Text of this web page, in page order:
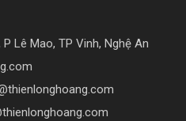
Lê Mao, TP Vinh, Nghệ An